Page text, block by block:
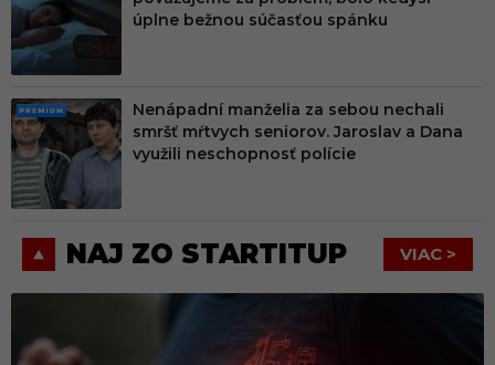
MIU
M
úplne bežnou súčasťou spánku
PRE
MIU
M
Nenápadní manželia za sebou nechali
smršť mŕtvych seniorov. Jaroslav a Dana
využili neschopnosť polície
NAJ ZO STARTITUP VIAC >